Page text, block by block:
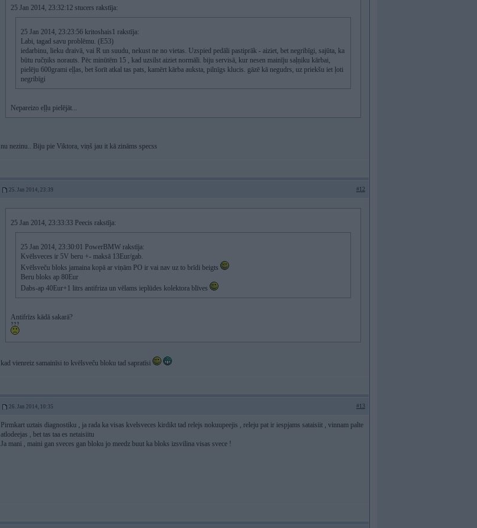
25 Jan 2014, 23:32:12 stucers rakstīja:
25 Jan 2014, 23:23:56 kritoshais1 rakstīja:
Labi, tagad savu problēmu. (E53)
iedarbinu, lieku draivā, vai R un suudu, nekust ne no vietas. Uzspied pedāli pastiprāk - aiziet, bet negribīgi, sajūta, ka
būtu ručņiks norauts. Pēc minūtēm 15 , kad uzsilst aiziet normāli. biju servisā, kur nesen mainīju saļņiku kārbai,
pielēju 600grami eļļas, bet šorīt atkal tas pats, kamērt kārba auksta, pilnīgs klucis. gāzē kā negudrs, uz priekšu iet ļoti
negribīgi
Nepareizo eļļu pielējāt...
nu nezinu.. Biju pie Viktora, viņš jau it kā zināms specss
25. Jan 2014, 23:39 #12
25 Jan 2014, 23:33:33 Peecis rakstīja:
25 Jan 2014, 23:30:01 PowerBMW rakstīja:
Kvēlsveces ir 5V beru +- maksā 13Eur/gab.
Kvēlsveču bloks jamaina kopā ar viņām PO ir vai nav uz to brīdi beigts
Beru bloks ap 80Eur
Dabs-ap 40Eur+1 litrs antifriza un vēlams ieplūdes kolektora blīves
Antifrīzs kādā sakarā?
kad vienreiz samainīsi to kvēlsveču bloku tad sapratīsi
26. Jan 2014, 10:35 #13
Pirmkart uztais diagnostiku , ja rada ka visas kvelsveces kirdikt tad relejs nokuupeejis , releju pat ir iespjams sataisiit , vinnam palte
atlodeejas , bet tas taa es netaisiitu
Ja mani , maini gan sveces gan bloku jo meedz buut ka bloks izsvilina visas svece !